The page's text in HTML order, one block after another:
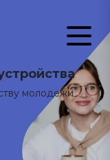
молодежи